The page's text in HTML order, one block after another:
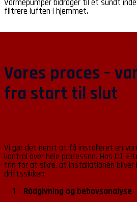
Varmepumper bidrager til et sundt
filtrere luften i hjemmet.
Vores proces –
fra start til slut
Vi gør det nemt at få installeret en
kontrol over hele processen. Hos CT
trin for at sikre, at installationen
driftssikker:
1 Rådgivning og behovsanalyse